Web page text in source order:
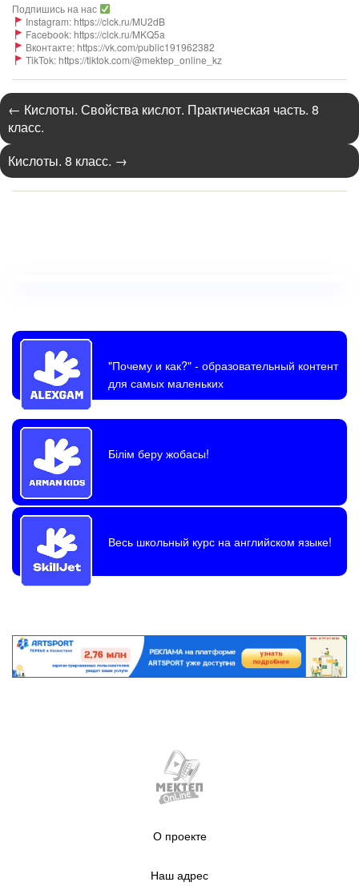
Подпишись на нас
Instagram: https://clck.ru/MU2dB
Facebook: https://clck.ru/MKQ5a
Вконтакте: https://vk.com/public191962382
TikTok: https://tiktok.com/@mektep_online_kz
← Кислоты. Свойства кислот. Практическая часть. 8
класс.
Кислоты. 8 класс. →
"Почему и как?"- образовательный контент
для самых маленьких
Білім беру жобасы!
Весь школьный курс на английском языке!
О проекте
Наш адрес